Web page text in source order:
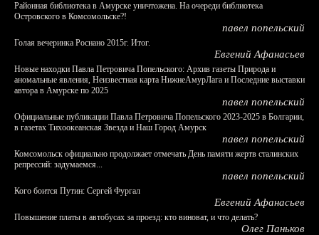
Районная библиотека в Амурске уничтожена. На очереди библиотека
Островского в Комсомольске?!
павел попельский
Голая вечеринка Роснано 2015г. Итог.
Евгений Афанасьев
Новые находки Павла Петровича Попельского: Архив газеты Природа и
аномальные явления, Неизвестная карта НижнеАмурЛага и Последние выставки
автора в Амурске по 2025
павел попельский
Официальные публикации Павла Петровича Попельского 2023-2025 в Болгарии,
в газетах Тихоокеанская Звезда и Наш Город Амурск
павел попельский
Комсомольск официально продолжает отмечать День памяти жертв сталинских
репрессий: задумаемся...
павел попельский
Кого боится Путин: Сергей Фургал
Евгений Афанасьев
Повышение платы в автобусах за проезд: кто виноват, и что делать?
Олег Паньков